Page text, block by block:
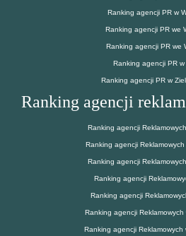
Ranking agencji PR w
Ranking agencji PR we
Ranking agencji PR we
Ranking agencji PR w
Ranking agencji PR w
Ranking agencji
Ranking agencji
Ranking agencji Reklamowych
Ranking agencji
Ranking agencji
Ranking agencji
Ranking agencji Reklamowych
Ranking agencji Reklamowych